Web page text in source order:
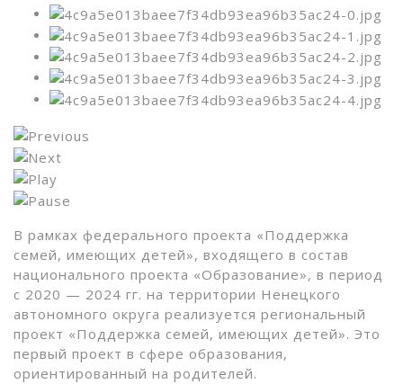
В рамках федерального проекта «Поддержка
семей, имеющих детей», входящего в состав
национального проекта «Образование», в период
с 2020 — 2024 гг. на территории Ненецкого
автономного округа реализуется региональный
проект «Поддержка семей, имеющих детей». Это
первый проект в сфере образования,
ориентированный на родителей.